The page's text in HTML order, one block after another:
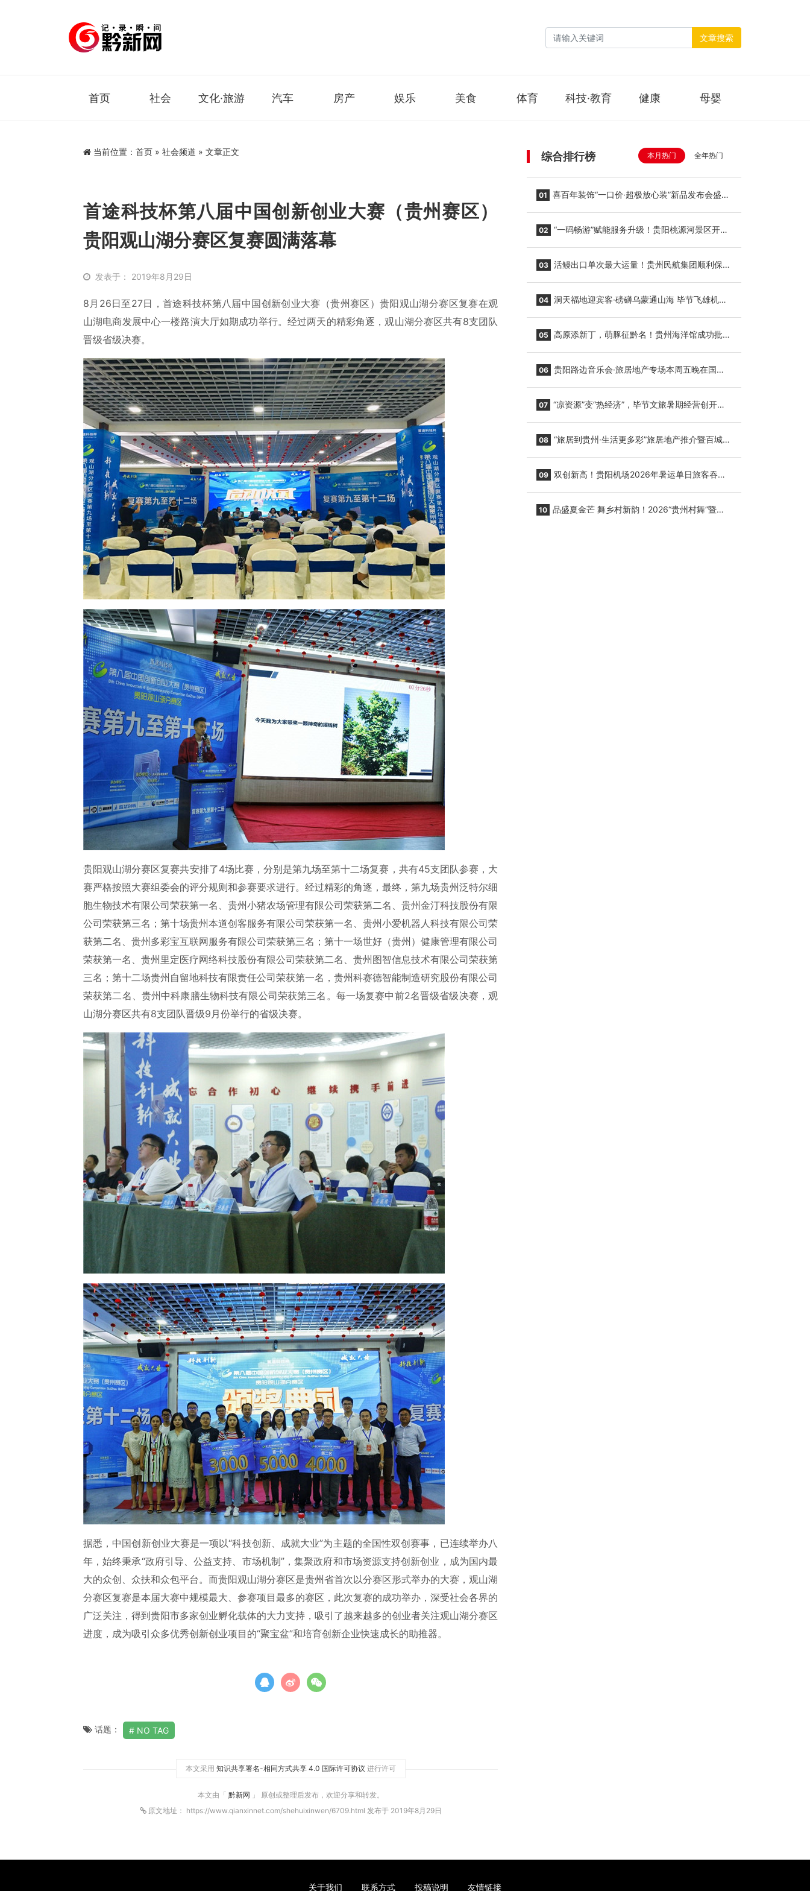
文章搜索
首页 社会 文化·旅游 汽车 房产 娱乐 美食 体育 科技·教育 健康 母婴
当前位置： 首页 » 社会频道 » 文章正文
首途科技杯第八届中国创新创业大赛（贵州赛区）
贵阳观山湖分赛区复赛圆满落幕
发表于： 2019年8月29日
8月26日至27日，首途科技杯第八届中国创新创业大赛（贵州赛区）贵阳观山湖分赛区复赛在观
山湖电商发展中心一楼路演大厅如期成功举行。经过两天的精彩角逐，观山湖分赛区共有8支团队
晋级省级决赛。
贵阳观山湖分赛区复赛共安排了4场比赛，分别是第九场至第十二场复赛，共有45支团队参赛，大
赛严格按照大赛组委会的评分规则和参赛要求进行。经过精彩的角逐，最终，第九场贵州泛特尔细
胞生物技术有限公司荣获第一名、贵州小猪农场管理有限公司荣获第二名、贵州金汀科技股份有限
公司荣获第三名；第十场贵州本道创客服务有限公司荣获第一名、贵州小爱机器人科技有限公司荣
获第二名、贵州多彩宝互联网服务有限公司荣获第三名；第十一场世好（贵州）健康管理有限公司
荣获第一名、贵州里定医疗网络科技股份有限公司荣获第二名、贵州图智信息技术有限公司荣获第
三名；第十二场贵州自留地科技有限责任公司荣获第一名，贵州科赛德智能制造研究股份有限公司
荣获第二名、贵州中科康膳生物科技有限公司荣获第三名。每一场复赛中前2名晋级省级决赛，观
山湖分赛区共有8支团队晋级9月份举行的省级决赛。
据悉，中国创新创业大赛是一项以“科技创新、成就大业”为主题的全国性双创赛事，已连续举办八
年，始终秉承“政府引导、公益支持、市场机制”，集聚政府和市场资源支持创新创业，成为国内最
大的众创、众扶和众包平台。而贵阳观山湖分赛区是贵州省首次以分赛区形式举办的大赛，观山湖
分赛区复赛是本届大赛中规模最大、参赛项目最多的赛区，此次复赛的成功举办，深受社会各界的
广泛关注，得到贵阳市多家创业孵化载体的大力支持，吸引了越来越多的创业者关注观山湖分赛区
进度，成为吸引众多优秀创新创业项目的“聚宝盆”和培育创新企业快速成长的助推器。
话题： NO TAG
本文采用 知识共享署名-相同方式共享 4.0 国际许可协议 进行许可
本文由「 黔新网 」 原创或整理后发布，欢迎分享和转发。
原文地址： https://www.qianxinnet.com/shehuixinwen/6709.html 发布于 2019年8月29日
综合排行榜 本月热门 全年热门
01 喜百年装饰“一口价·超极放心装”新品发布会盛大
02 “一码畅游”赋能服务升级！贵阳桃源河景区开
03 活鳗出口单次最大运量！贵州民航集团顺利保障
04 洞天福地迎宾客·磅礴乌蒙通山海 毕节飞雄机场
05 高原添新丁，萌豚征黔名！贵州海洋馆成功批量
06 贵阳路边音乐会·旅居地产专场本周五晚在国际
07 “凉资源”变“热经济”，毕节文旅暑期经营创开门
08 “旅居到贵州·生活更多彩”旅居地产推介暨百城千
09 双创新高！贵阳机场2026年暑运单日旅客吞吐
10 品盛夏金芒 舞乡村新韵！2026“贵州村舞”暨望
关于我们 联系方式 投稿说明 友情链接